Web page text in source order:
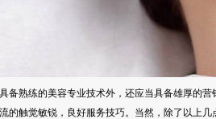
备熟练的美容专业技术外，还应当具备雄厚的
的触觉敏锐，良好服务技巧。 当然，除了以上